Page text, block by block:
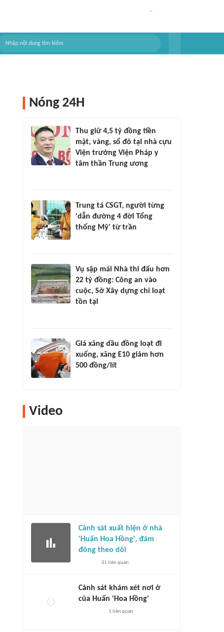
Nóng 24H
Thu giữ 4,5 tỷ đồng tiền
mặt, vàng, sổ đỏ tại nhà cựu
Viện trưởng Viện Pháp y
tâm thần Trung ương
Trung tá CSGT, người từng
'dẫn đường 4 đời Tổng
thống Mỹ' từ trần
Vụ sập mái Nhà thi đấu hơn
22 tỷ đồng: Công an vào
cuộc, Sở Xây dựng chỉ loạt
tồn tại
Giá xăng dầu đồng loạt đi
xuống, xăng E10 giảm hơn
500 đồng/lít
Video
Cảnh sát xuất hiện ở nhà
'Huấn Hoa Hồng', đám
đông theo dõi
31 liên quan
Cảnh sát khám xét nơi ở
của Huấn 'Hoa Hồng'
1 liên quan